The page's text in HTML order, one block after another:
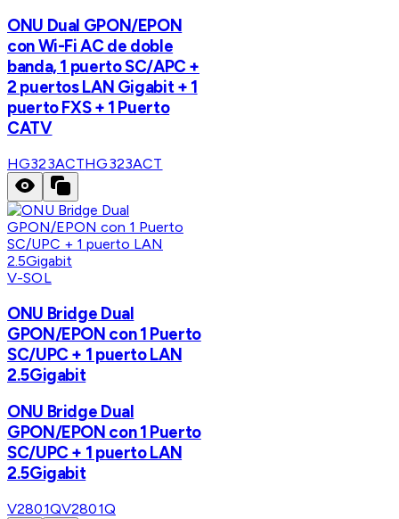
ONU Dual GPON/EPON
con Wi-Fi AC de doble
banda, 1 puerto SC/APC +
2 puertos LAN Gigabit + 1
puerto FXS + 1 Puerto
CATV
HG323ACTHG323ACT
V-SOL
ONU Bridge Dual
GPON/EPON con 1 Puerto
SC/UPC + 1 puerto LAN
2.5Gigabit
ONU Bridge Dual
GPON/EPON con 1 Puerto
SC/UPC + 1 puerto LAN
2.5Gigabit
V2801QV2801Q